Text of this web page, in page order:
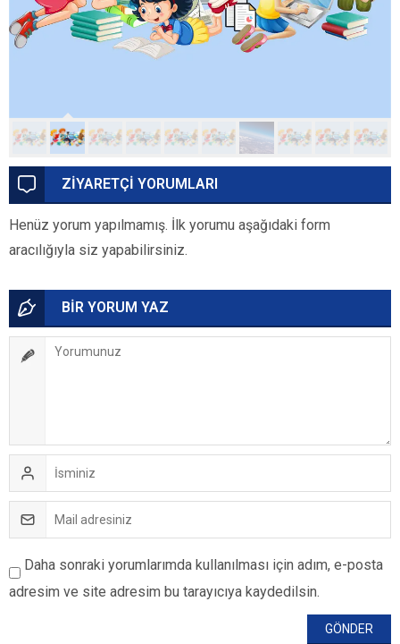
ZİYARETÇİ YORUMLARI
Henüz yorum yapılmamış. İlk yorumu aşağıdaki form
aracılığıyla siz yapabilirsiniz.
BİR YORUM YAZ
Daha sonraki yorumlarımda kullanılması için adım, e-posta
adresim ve site adresim bu tarayıcıya kaydedilsin.